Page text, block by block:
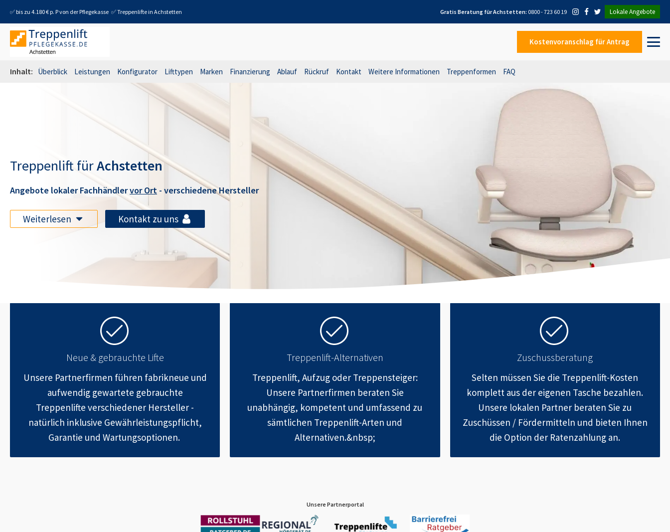
✅ bis zu 4.180 € p. P von der Pflegekasse ✅ Treppenlifte in Achstetten Gratis Beratung fürAchstetten: 0800 - 723 60 19 Lokale Angebote
Kostenvoranschlag für Antrag
Inhalt: Überblick Leistungen Konfigurator Lifttypen Marken Finanzierung Ablauf Rückruf Kontakt Weitere Informationen Treppenformen FAQ
Treppenlift fürAchstetten
Angebote lokaler Fachhändlervor Ort - verschiedene Hersteller
Weiterlesen Kontakt zu uns
Neue & gebrauchte Lifte
Unsere Partnerfirmen führen fabrikneue und
aufwendig gewartete gebrauchte
Treppenlifte verschiedener Hersteller -
natürlich inklusive Gewährleistungspflicht,
Garantie und Wartungsoptionen.
Treppenlift-Alternativen
Treppenlift, Aufzug oder Treppensteiger:
Unsere Partnerfirmen beraten Sie
unabhängig, kompetent und umfassend zu
sämtlichen Treppenlift-Arten und
Alternativen.&nbsp;
Zuschussberatung
Selten müssen Sie die Treppenlift-Kosten
komplett aus der eigenen Tasche bezahlen.
Unsere lokalen Partner beraten Sie zu
Zuschüssen / Fördermitteln und bieten Ihnen
die Option der Ratenzahlung an.
Unsere Partnerportal